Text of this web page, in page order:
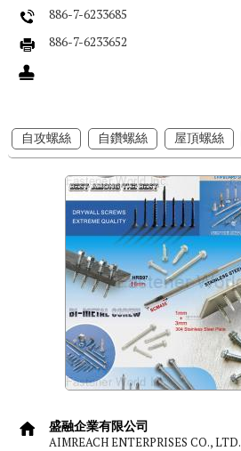
886-7-6233685
886-7-6233652
自攻螺絲 自鑽螺絲 屋頂螺絲
盛融企業有限公司
AIMREACH ENTERPRISES CO., LTD.